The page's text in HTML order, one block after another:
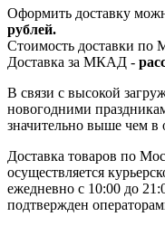
Оформить доставку
рублей.
Стоимость доставки
Доставка за МКАД -
В связи с высокой
новогодними
значительно выше чем в
Доставка товаров по
осуществляется
ежедневно с 10:00 до
подтвержден